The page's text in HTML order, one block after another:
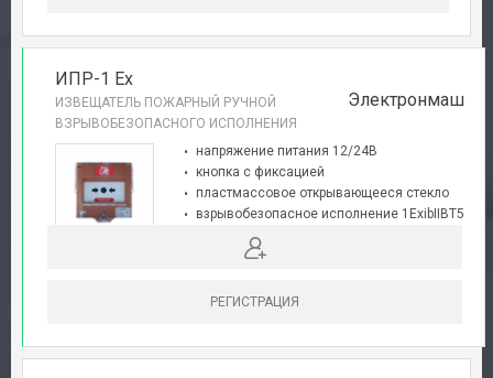
ИПР-1 Ex
ИЗВЕЩАТЕЛЬ ПОЖАРНЫЙ РУЧНОЙ
ВЗРЫВОБЕЗОПАСНОГО ИСПОЛНЕНИЯ
Электронмаш
напряжение питания 12/24В
кнопка с фиксацией
пластмассовое открывающееся стекло
взрывобезопасное исполнение 1ExіbІІВТ5
степень защиты оболочки IP-40
соотоветствует требованиям EN-54
РЕГИСТРАЦИЯ